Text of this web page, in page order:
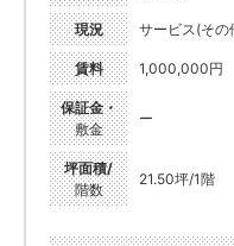
現況 サービス(その
賃料 1,000,000円
保証金・
敷金
ー
坪面積/
階数
21.50坪/1階